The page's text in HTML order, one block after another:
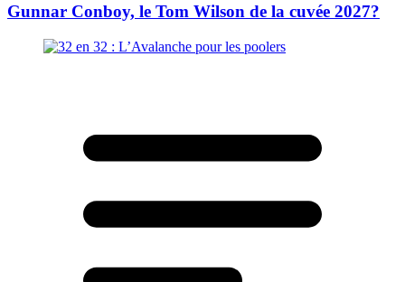
Gunnar Conboy, le Tom Wilson de la cuvée 2027?